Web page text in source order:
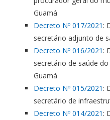
Guamá
Decreto Nº 017/2021 :
secretário adjunto de
Decreto Nº 016/2021 :
secretário de saúde
Guamá
Decreto Nº 015/2021 :
secretário de
Decreto Nº 014/2021 :